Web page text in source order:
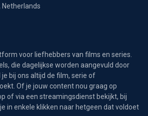
Netherlands
voor liefhebbers van films en series.
die dagelijkse worden aangevuld door
bij ons altijd de film, serie of
Of je jouw content nou graag op
of via een streamingsdienst bekijkt, bij
in enkele klikken naar hetgeen dat voldoet